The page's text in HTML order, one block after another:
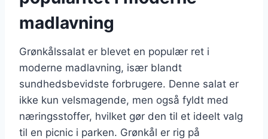
madlavning
Grønkålssalat er blevet en populær ret i
moderne madlavning, især blandt
sundhedsbevidste forbrugere. Denne salat er
ikke kun velsmagende, men også fyldt med
næringsstoffer, hvilket gør den til et ideelt valg
til en picnic i parken. Grønkål er rig på